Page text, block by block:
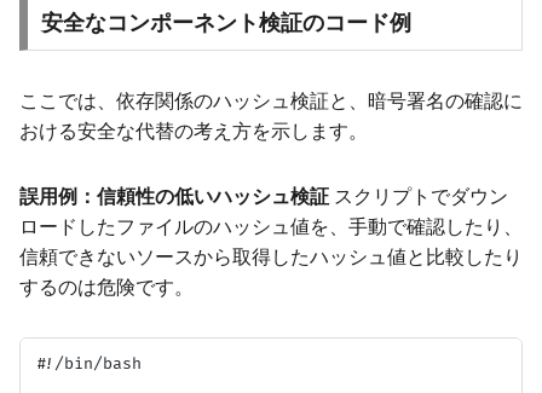
安全なコンポーネント検証のコード例
ここでは、依存関係のハッシュ検証と、暗号署名の確認に
おける安全な代替の考え方を示します。
誤用例：信頼性の低いハッシュ検証 スクリプトでダウン
ロードしたファイルのハッシュ値を、手動で確認したり、
信頼できないソースから取得したハッシュ値と比較したり
するのは危険です。
#!/bin/bash